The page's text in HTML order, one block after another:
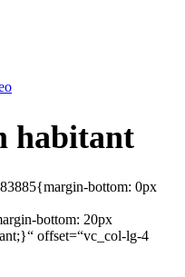
habitant
bottom: 0px
bottom: 20px
offset=“vc_col-lg-4